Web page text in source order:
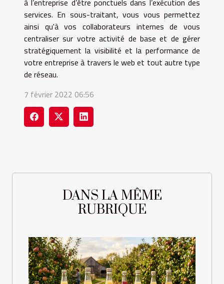
à l’entreprise d’être ponctuels dans l’exécution des
services. En sous-traitant, vous vous permettez
ainsi qu'à vos collaborateurs internes de vous
centraliser sur votre activité de base et de gérer
stratégiquement la visibilité et la performance de
votre entreprise à travers le web et tout autre type
de réseau.
7 février 2022 06:56
DANS LA MÊME
RUBRIQUE